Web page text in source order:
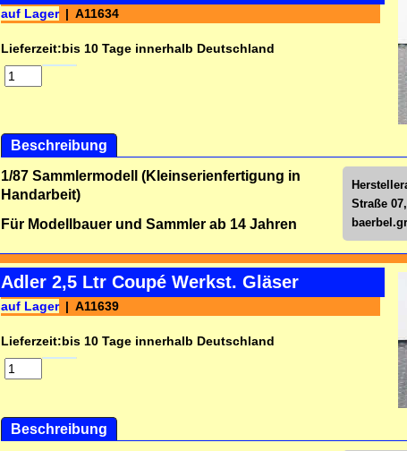
auf Lager A11634
Lieferzeit:bis 10 Tage innerhalb Deutschland
Beschreibung
Straße
1/87 Sammlermodell (Kleinserienfertigung in
Handarbeit)
Für Modellbauer und Sammler ab 14 Jahren
Adler 2,5 Ltr Coupé Werkst. Gläser
auf Lager A11639
Lieferzeit:bis 10 Tage innerhalb Deutschland
Beschreibung